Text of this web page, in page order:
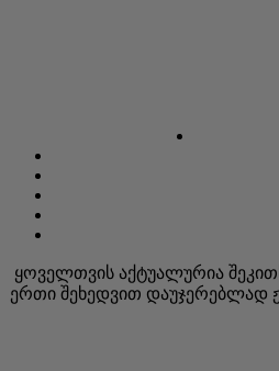
ყოველთვის აქტუალურია
ერთი შეხედვით დაუჯერებლად